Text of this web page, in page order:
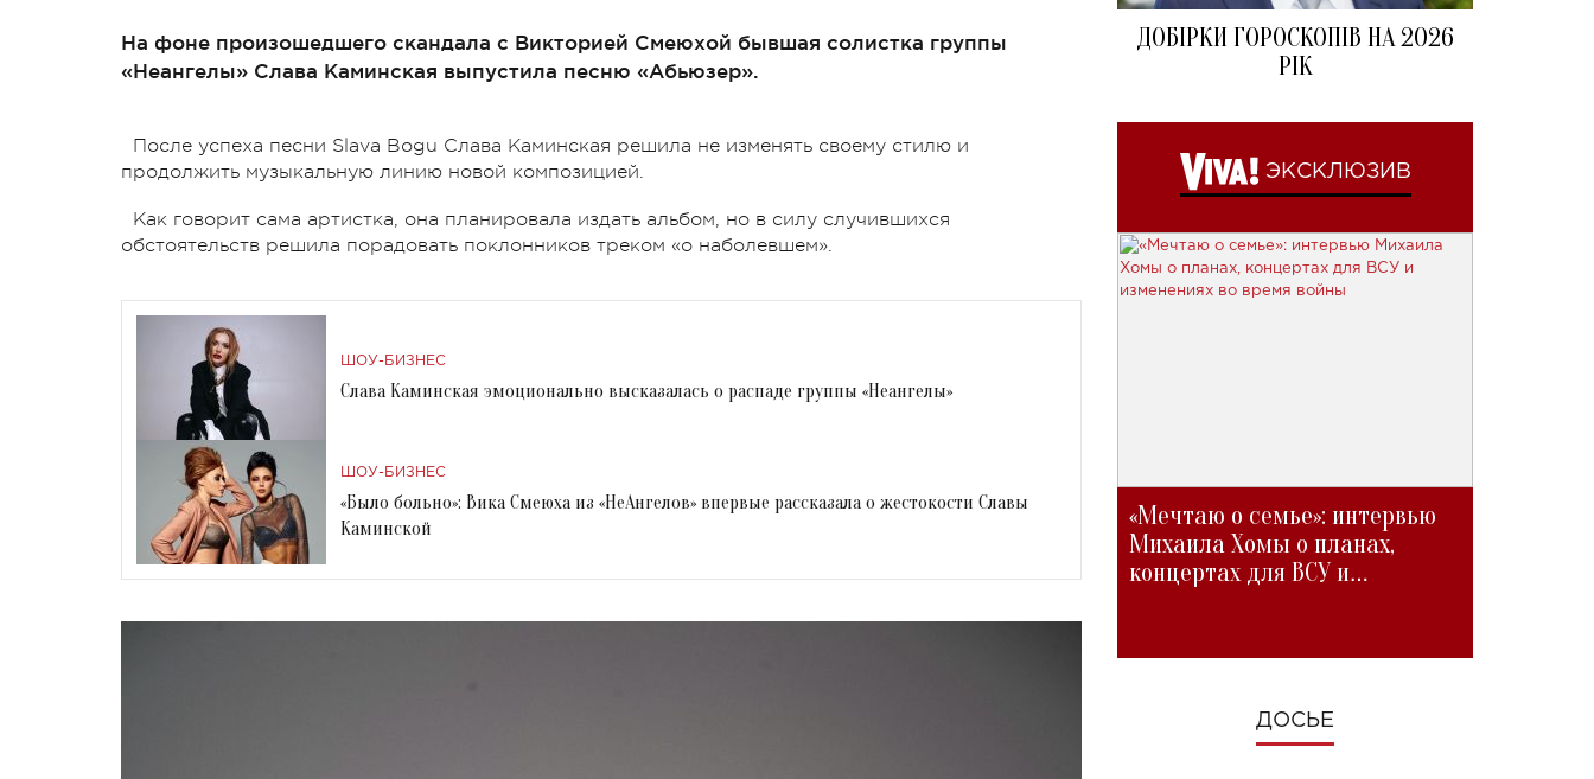
На фоне произошедшего скандала с Викторией Смеюхой бывшая солистка группы
«Неангелы» Слава Каминская выпустила песню «Абьюзер».
После успеха песни Slava Bogu Слава Каминская решила не изменять своему стилю и
продолжить музыкальную линию новой композицией.
Как говорит сама артистка, она планировала издать альбом, но в силу случившихся
обстоятельств решила порадовать поклонников треком «о наболевшем».
ШОУ-БИЗНЕС
Слава Каминская эмоционально высказалась о распаде группы «Неангелы»
ШОУ-БИЗНЕС
«Было больно»: Вика Смеюха из «НеАнгелов» впервые рассказала о жестокости Славы
Каминской
ДОБІРКИ ГОРОСКОПІВ НА 2026
РІК
ЭКСКЛЮЗИВ
«Мечтаю о семье»: интервью
Михаила Хомы о планах,
концертах для ВСУ и
ДОСЬЕ